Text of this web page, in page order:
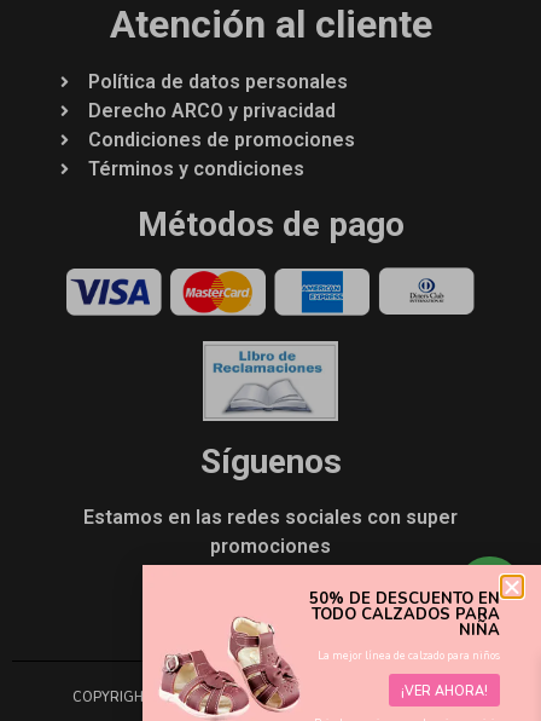
Atención al cliente
Política de datos personales
Derecho ARCO y privacidad
Condiciones de promociones
Términos y condiciones
Métodos de pago
Síguenos
Estamos en las redes sociales con super
promociones
COPYRIGHT 2020 | DESARROLLADO CON POR MDUPERU
50% DE DESCUENTO EN
TODO CALZADOS PARA
NIÑA
La mejor línea de calzado para niños
¡VER AHORA!